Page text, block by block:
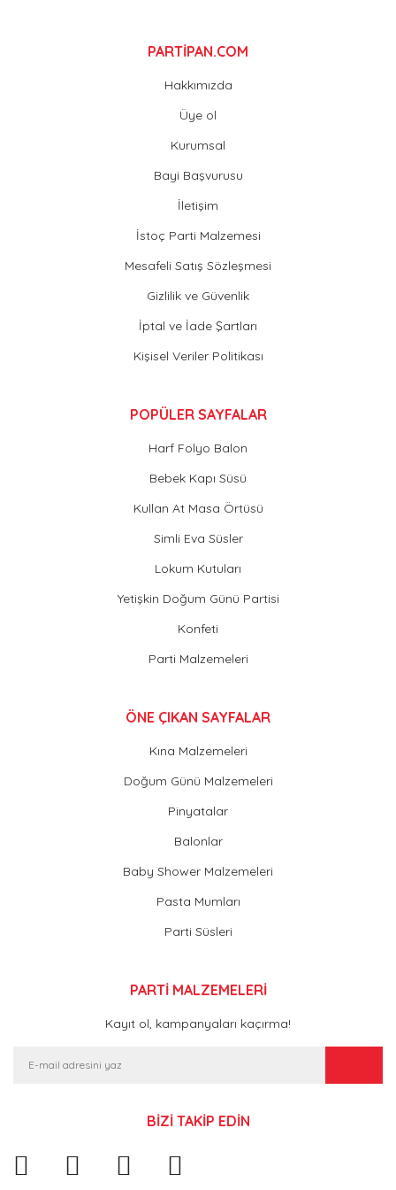
PARTİPAN.COM
Hakkımızda
Üye ol
Kurumsal
Bayi Başvurusu
İletişim
İstoç Parti Malzemesi
Mesafeli Satış Sözleşmesi
Gizlilik ve Güvenlik
İptal ve İade Şartları
Kişisel Veriler Politikası
POPÜLER SAYFALAR
Harf Folyo Balon
Bebek Kapı Süsü
Kullan At Masa Örtüsü
Simli Eva Süsler
Lokum Kutuları
Yetişkin Doğum Günü Partisi
Konfeti
Parti Malzemeleri
ÖNE ÇIKAN SAYFALAR
Kına Malzemeleri
Doğum Günü Malzemeleri
Pinyatalar
Balonlar
Baby Shower Malzemeleri
Pasta Mumları
Parti Süsleri
PARTİ MALZEMELERİ
Kayıt ol, kampanyaları kaçırma!
BİZİ TAKİP EDİN